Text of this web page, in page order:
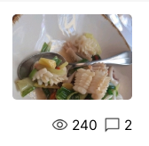
240 2